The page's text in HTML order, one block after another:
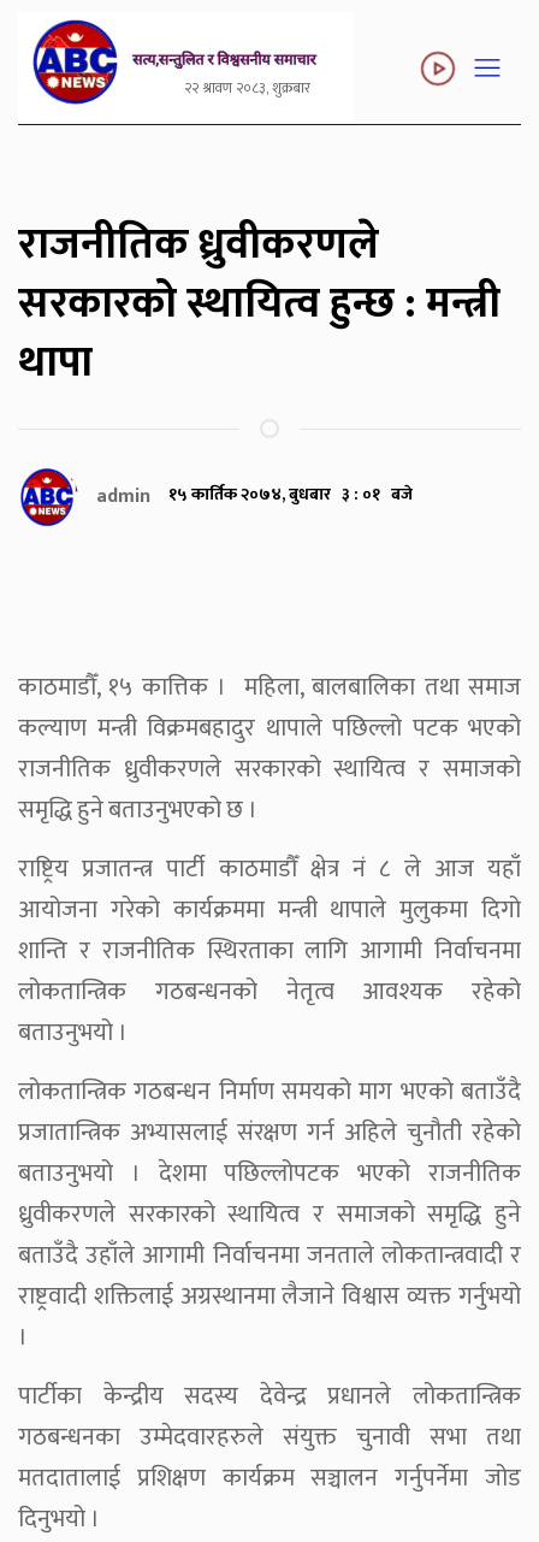
२२ श्रावण २०८३, शुक्रबार
राजनीतिक ध्रुवीकरणले
सरकारको स्थायित्व हुन्छ : मन्त्री
थापा
admin १५ कार्तिक २०७४, बुधबार ३ : ०१ बजे
काठमाडौँ, १५ कात्तिक । महिला, बालबालिका तथा समाज
कल्याण मन्त्री विक्रमबहादुर थापाले पछिल्लो पटक भएको
राजनीतिक ध्रुवीकरणले सरकारको स्थायित्व र समाजको
समृद्धि हुने बताउनुभएको छ ।
राष्ट्रिय प्रजातन्त्र पार्टी काठमाडौँ क्षेत्र नं ८ ले आज यहाँ
आयोजना गरेको कार्यक्रममा मन्त्री थापाले मुलुकमा दिगो
शान्ति र राजनीतिक स्थिरताका लागि आगामी निर्वाचनमा
लोकतान्त्रिक गठबन्धनको नेतृत्व आवश्यक रहेको
बताउनुभयो ।
लोकतान्त्रिक गठबन्धन निर्माण समयको माग भएको बताउँदै
प्रजातान्त्रिक अभ्यासलाई संरक्षण गर्न अहिले चुनौती रहेको
बताउनुभयो । देशमा पछिल्लोपटक भएको राजनीतिक
ध्रुवीकरणले सरकारको स्थायित्व र समाजको समृद्धि हुने
बताउँदै उहाँले आगामी निर्वाचनमा जनताले लोकतान्त्रवादी र
राष्ट्रवादी शक्तिलाई अग्रस्थानमा लैजाने विश्वास व्यक्त गर्नुभयो
।
पार्टीका केन्द्रीय सदस्य देवेन्द्र प्रधानले लोकतान्त्रिक
गठबन्धनका उम्मेदवारहरुले संयुक्त चुनावी सभा तथा
मतदातालाई प्रशिक्षण कार्यक्रम सञ्चालन गर्नुपर्नेमा जोड
दिनुभयो ।